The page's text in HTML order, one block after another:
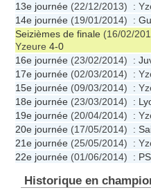
13e journée (22/12/2013) :
14e journée (19/01/2014) :
Seizièmes de finale (16/02/
Yzeure 4-0
16e journée (23/02/2014) :
17e journée (02/03/2014) :
15e journée (09/03/2014) :
18e journée (23/03/2014) :
19e journée (20/04/2014) :
20e journée (17/05/2014) :
21e journée (25/05/2014) :
22e journée (01/06/2014) :
Historique en